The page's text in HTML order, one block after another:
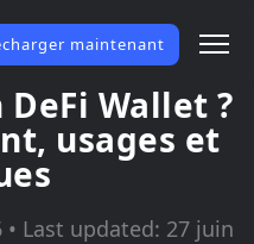
maintenant
Wallet ?
usages et
Last updated: 27 juin